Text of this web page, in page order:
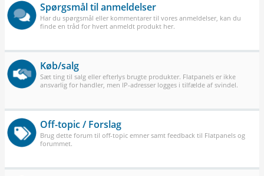
Spørgsmål til anmeldelser
Har du spørgsmål eller kommentarer til vores anmeldelser, kan du
finde en tråd for hvert anmeldt produkt her.
Køb/salg
Sæt ting til salg eller efterlys brugte produkter. Flatpanels er ikke
ansvarlig for handler, men IP-adresser logges i tilfælde af svindel.
Off-topic / Forslag
Brug dette forum til off-topic emner samt feedback til Flatpanels og
forummet.